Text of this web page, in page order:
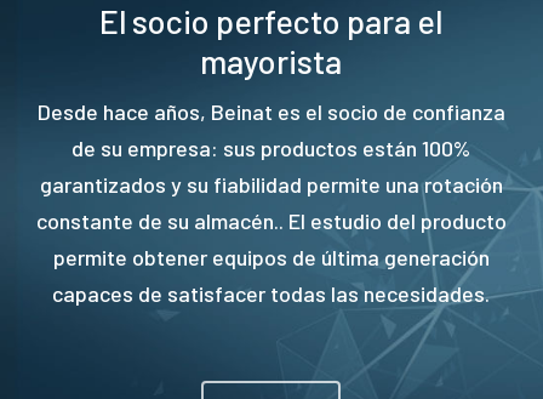
El socio perfecto para el
mayorista
Desde hace años, Beinat es el socio de confianza
de su empresa: sus productos están 100%
garantizados y su fiabilidad permite una rotación
constante de su almacén.. El estudio del producto
permite obtener equipos de última generación
capaces de satisfacer todas las necesidades.